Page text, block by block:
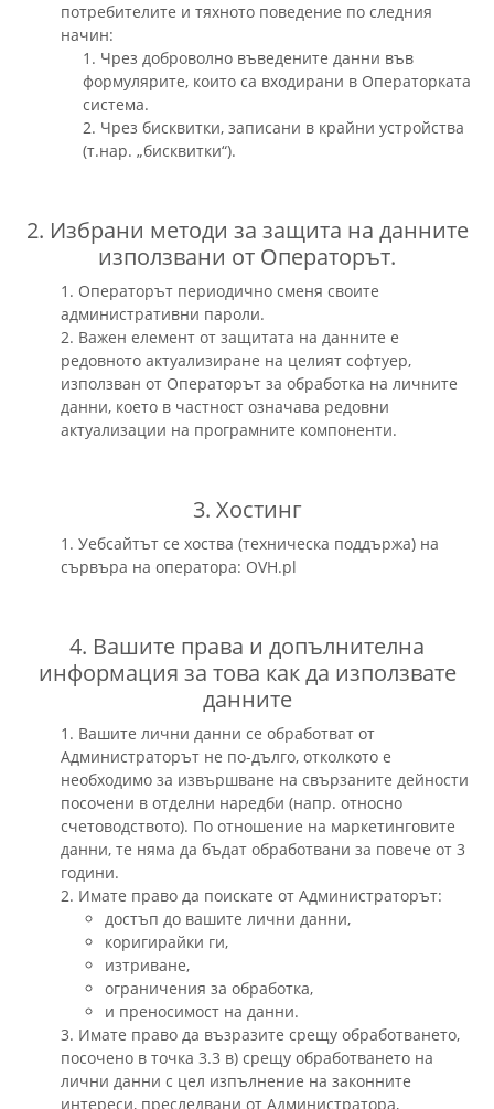
потребителите и тяхното поведение по следния
начин:
1. Чрез доброволно въведените данни във
формулярите, които са входирани в Операторката
система.
2. Чрез бисквитки, записани в крайни устройства
(т.нар. „бисквитки“).
2. Избрани методи за защита на данните
използвани от Операторът.
1. Операторът периодично сменя своите
административни пароли.
2. Важен елемент от защитата на данните е
редовното актуализиране на целият софтуер,
използван от Операторът за обработка на личните
данни, което в частност означава редовни
актуализации на програмните компоненти.
3. Хостинг
1. Уебсайтът се хоства (техническa поддържа) на
сървъра на оператора: OVH.pl
4. Вашите права и допълнителна
информация за това как да използвате
данните
1. Вашите лични данни се обработват от
Администраторът не по-дълго, отколкото е
необходимо за извършване на свързаните дейности
посочени в отделни наредби (напр. относно
счетоводството). По отношение на маркетинговите
данни, те няма да бъдат обработвани за повече от 3
години.
2. Имате право да поискате от Администраторът:
достъп до вашите лични данни,
коригирайки ги,
изтриване,
ограничения за обработка,
и преносимост на данни.
3. Имате право да възразите срещу обработването,
посочено в точка 3.3 в) срещу обработването на
лични данни с цел изпълнение на законните
интереси, преследвани от Администратора,